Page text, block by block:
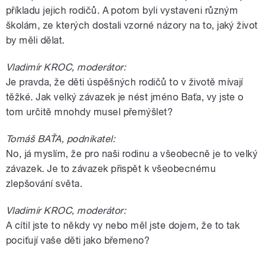
příkladu jejich rodičů. A potom byli vystaveni různým
školám, ze kterých dostali vzorné názory na to, jaký život
by měli dělat.
Vladimír KROC, moderátor:
Je pravda, že děti úspěšných rodičů to v životě mívají
těžké. Jak velký závazek je nést jméno Baťa, vy jste o
tom určitě mnohdy musel přemýšlet?
Tomáš BAŤA, podnikatel:
No, já myslím, že pro naši rodinu a všeobecně je to velký
závazek. Je to závazek přispět k všeobecnému
zlepšování světa.
Vladimír KROC, moderátor:
A cítil jste to někdy vy nebo měl jste dojem, že to tak
pociťují vaše děti jako břemeno?